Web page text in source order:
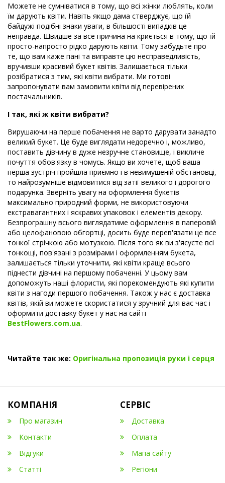
Можете не сумніватися в тому, що всі жінки люблять, коли
їм дарують квіти. Навіть якщо дама стверджує, що їй
байдужі подібні знаки уваги, в більшості випадків це
неправда. Швидше за все причина на криється в тому, що їй
просто-напросто рідко дарують квіти. Тому забудьте про
те, що вам каже пані та виправте цю несправедливість,
вручивши красивий букет квітів. Залишається тільки
розібратися з тим, які квіти вибрати. Ми готові
запропонувати вам замовити квіти від перевірених
постачальників.
І так, які ж квіти вибрати?
Вирушаючи на перше побачення не варто дарувати занадто
великий букет. Це буде виглядати недоречно і, можливо,
поставить дівчину в дуже незручне становище, і викличе
почуття обов'язку в чомусь. Якщо ви хочете, щоб ваша
перша зустріч пройшла приємно і в невимушеній обстановці,
то найрозумніше відмовитися від затії великого і дорогого
подарунка. Зверніть увагу на оформлення букетів
максимально природний форми, не використовуючи
екстравагантних і яскравих упаковок і елементів декору.
Безпрограшну всього виглядатиме оформлення в паперовій
або целофановою обгортці, досить буде перев'язати це все
тонкої стрічкою або мотузкою. Після того як ви з'ясуєте всі
тонкощі, пов'язані з розмірами і оформленням букета,
залишається тільки уточнити, які квіти краще всього
піднести дівчині на першому побаченні. У цьому вам
допоможуть наші флористи, які порекомендують які купити
квіти з нагоди першого побачення. Також у нас є доставка
квітів, якій ви можете скористатися у зручний для вас час і
оформити доставку букет у нас на сайті
BestFlowers.com.ua.
Читайте так же: Оригінальна пропозиція руки і серця
КОМПАНІЯ
Про магазин
Контакти
Відгуки
Статті
СЕРВІС
Доставка
Оплата
Мапа сайту
Регіони